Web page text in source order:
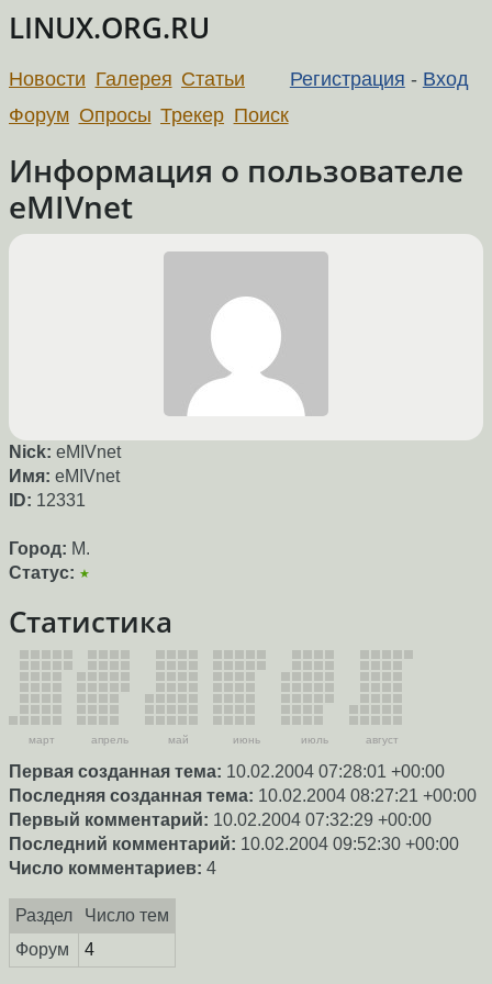
LINUX.ORG.RU
Регистрация - Вход
Новости Галерея Статьи
Форум Опросы Трекер Поиск
Информация о пользователе
eMIVnet
Nick: eMIVnet
Имя: eMIVnet
ID: 12331
Город: M.
Статус: ★
Статистика
март апрель май июнь июль август
Первая созданная тема: 10.02.2004 07:28:01 +00:00
Последняя созданная тема: 10.02.2004 08:27:21 +00:00
Первый комментарий: 10.02.2004 07:32:29 +00:00
Последний комментарий: 10.02.2004 09:52:30 +00:00
Число комментариев: 4
Раздел
Число тем
Форум
4